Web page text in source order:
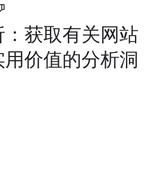
获取有关网站
价值的分析洞